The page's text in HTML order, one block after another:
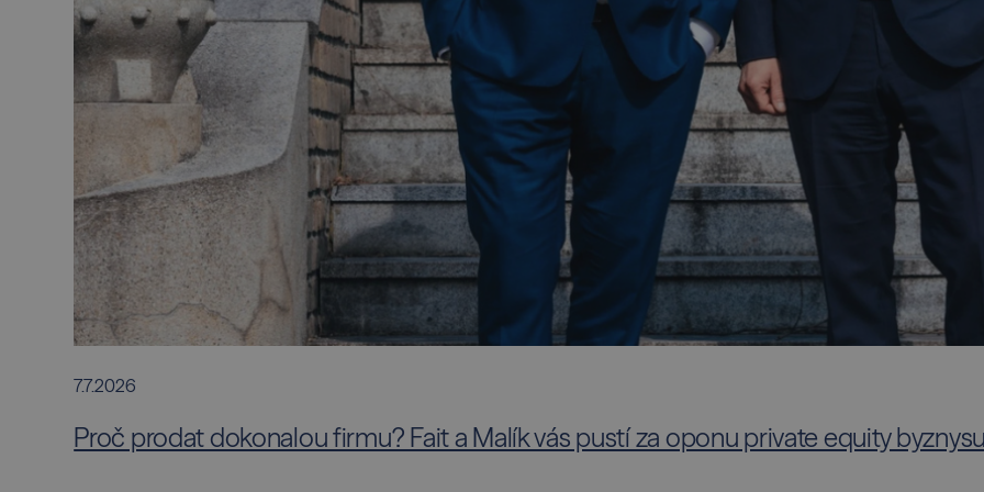
7.7.2026
Proč prodat dokonalou firmu? Fait a Malík vás pustí za oponu private equity